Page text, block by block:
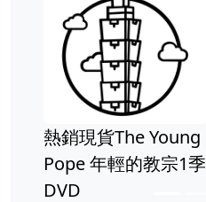
熱銷現貨The Young
Pope 年輕的教宗1季
DVD